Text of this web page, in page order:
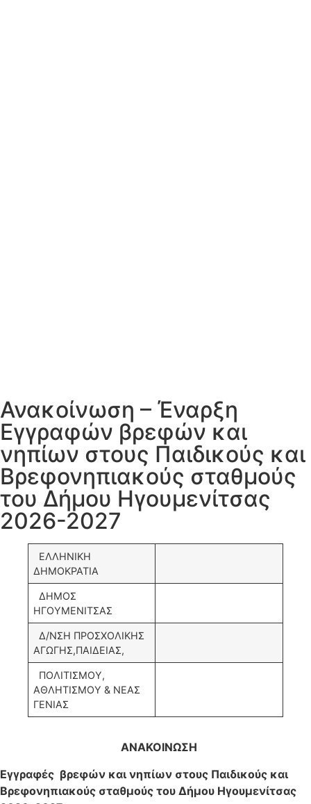
Ανακοίνωση – Έναρξη
Εγγραφών βρεφών και
νηπίων στους Παιδικούς και
Βρεφονηπιακούς σταθμούς
του Δήμου Ηγουμενίτσας
2026-2027
ΕΛΛΗΝΙΚΗ
ΔΗΜΟΚΡΑΤΙΑ
ΔΗΜΟΣ
ΗΓΟΥΜΕΝΙΤΣΑΣ
Δ/ΝΣΗ ΠΡΟΣΧΟΛΙΚΗΣ
ΑΓΩΓΗΣ,ΠΑΙΔΕΙΑΣ,
ΠΟΛΙΤΙΣΜΟΥ,
ΑΘΛΗΤΙΣΜΟΥ & ΝΕΑΣ
ΓΕΝΙΑΣ
ΑΝΑΚΟΙΝΩΣΗ
Εγγραφές βρεφών και νηπίων στους Παιδικούς και
Βρεφονηπιακούς σταθμούς του Δήμου Ηγουμενίτσας